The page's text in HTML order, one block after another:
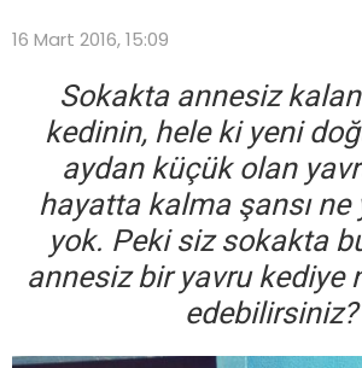
16 Mart 2016, 15:09
Sokakta annesiz
kedinin, hele ki yeni
aydan küçük olan
hayatta kalma şansı ne
yok. Peki siz sokakta
annesiz bir yavru kediye
edebilirsiniz?